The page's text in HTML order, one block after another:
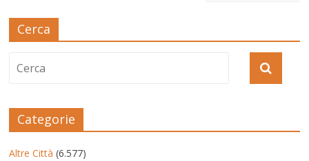
Cerca
Categorie
Altre Città (6.577)